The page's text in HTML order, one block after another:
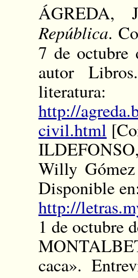
ÁGREDA,
República.
7 de
autor
literatura:
http://
civil.html
Willy
Disponible
http://
1 de octubre
caca».